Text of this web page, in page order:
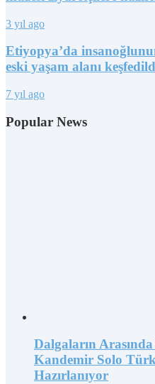
3 yıl ago
Etiyopya’da
eski yaşam alanı
7 yıl ago
Popular News
Dalgaların
Kandemir Solo
Hazırlanıyor